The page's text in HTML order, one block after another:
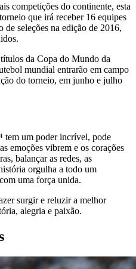
competições do continente, esta
que irá receber 16 equipes
seleções na edição de 2016,
da Copa do Mundo da
mundial entrarão em campo
do torneio, em junho e julho
um poder incrível, pode
emoções vibrem e os corações
balançar as redes, as
orgulha a todo um
uma força unida.
surgir e reluzir a melhor
alegria e paixão.